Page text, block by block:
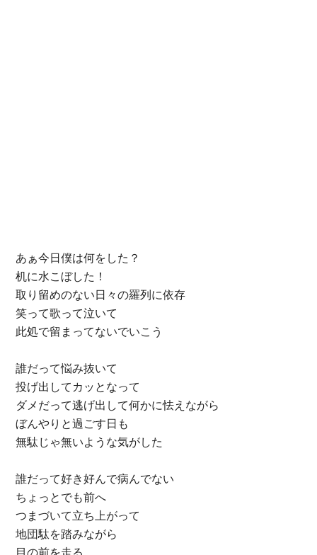
あぁ今日僕は何をした？
机に水こぼした！
取り留めのない日々の羅列に依存
笑って歌って泣いて
此処で留まってないでいこう
誰だって悩み抜いて
投げ出してカッとなって
ダメだって逃げ出して何かに怯えながら
ぼんやりと過ごす日も
無駄じゃ無いような気がした
誰だって好き好んで病んでない
ちょっとでも前へ
つまづいて立ち上がって
地団駄を踏みながら